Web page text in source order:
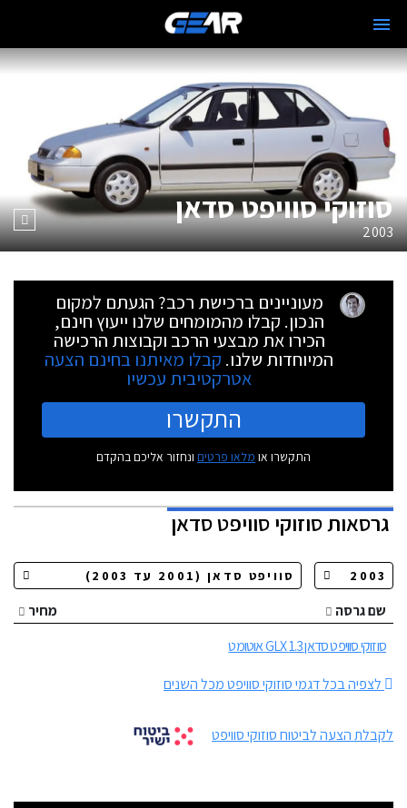
סוזוקי סוויפט סדאן
2003
מעוניינים ברכישת רכב? הגעתם למקום
הנכון. קבלו מהמומחים שלנו ייעוץ חינם,
הכירו את מבצעי הרכב וקבוצות הרכישה
המיוחדות שלנו. קבלו מאיתנו בחינם הצעה
אטרקטיבית עכשיו
התקשרו
התקשרו או מלאו פרטים ונחזור אליכם בהקדם
גרסאותסוזוקי סוויפט סדאן
שם גרסה
מחיר
סוזוקי סוויפט סדאן 1.3 GLX אוטומט
לצפיה בכל דגמי סוזוקי סוויפט מכל השנים
לקבלת הצעה לביטוח סוזוקי סוויפט